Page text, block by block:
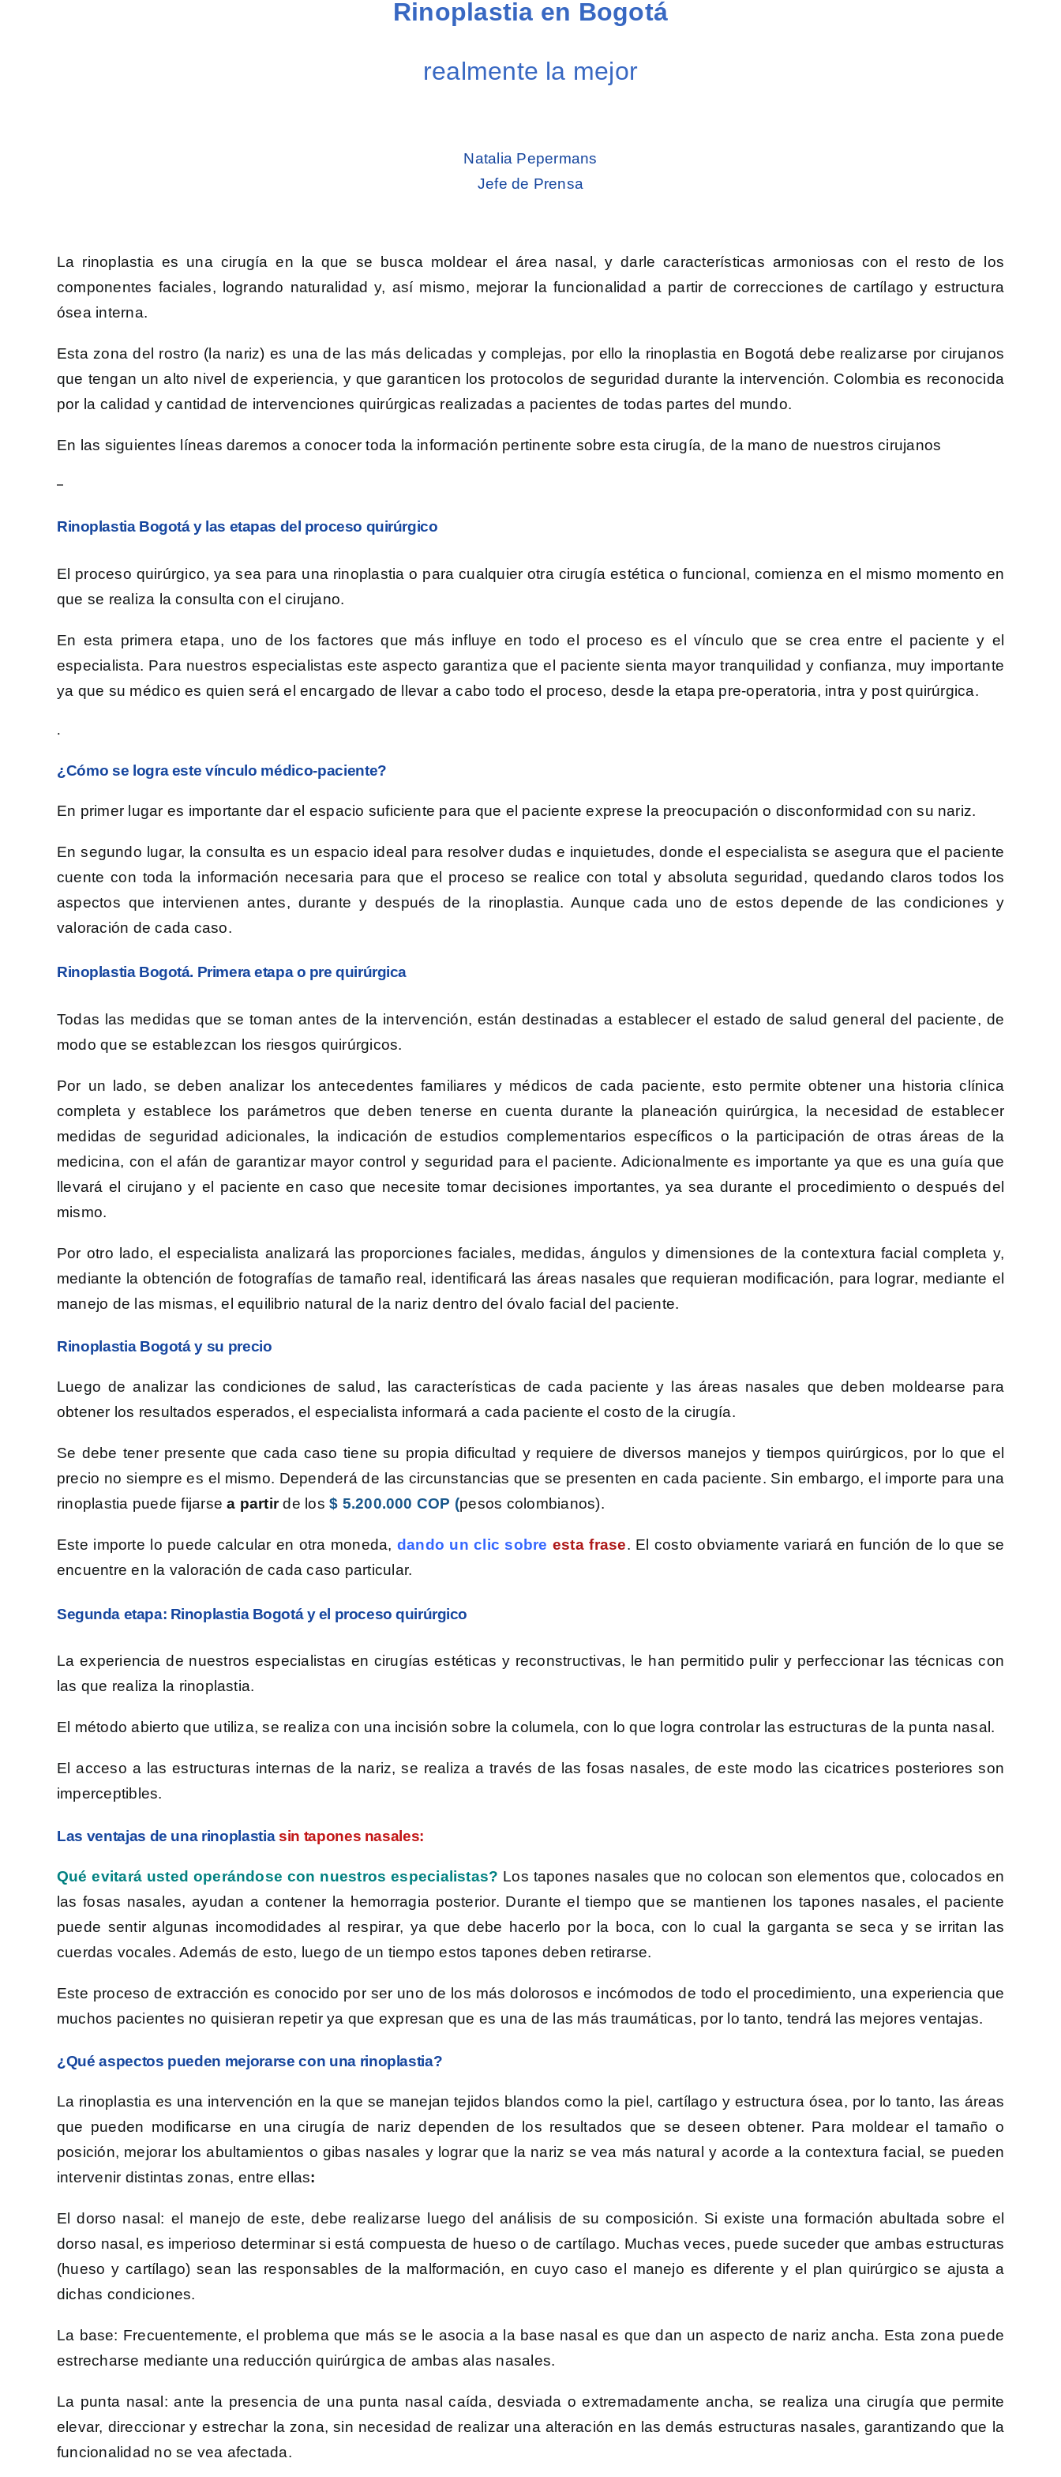
Rinoplastia en Bogotá
realmente la mejor
Natalia Pepermans
Jefe de Prensa
La rinoplastia es una cirugía en la que se busca moldear el área nasal, y darle características armoniosas con el resto de los
componentes faciales, logrando naturalidad y, así mismo, mejorar la funcionalidad a partir de correcciones de cartílago y estructura
ósea interna.
Esta zona del rostro (la nariz) es una de las más delicadas y complejas, por ello la rinoplastia en Bogotá debe realizarse por cirujanos
que tengan un alto nivel de experiencia, y que garanticen los protocolos de seguridad durante la intervención. Colombia es reconocida
por la calidad y cantidad de intervenciones quirúrgicas realizadas a pacientes de todas partes del mundo.
En las siguientes líneas daremos a conocer toda la información pertinente sobre esta cirugía, de la mano de nuestros cirujanos
–
Rinoplastia Bogotá y las etapas del proceso quirúrgico
El proceso quirúrgico, ya sea para una rinoplastia o para cualquier otra cirugía estética o funcional, comienza en el mismo momento en
que se realiza la consulta con el cirujano.
En esta primera etapa, uno de los factores que más influye en todo el proceso es el vínculo que se crea entre el paciente y el
especialista. Para nuestros especialistas este aspecto garantiza que el paciente sienta mayor tranquilidad y confianza, muy importante
ya que su médico es quien será el encargado de llevar a cabo todo el proceso, desde la etapa pre-operatoria, intra y post quirúrgica.
.
¿Cómo se logra este vínculo médico-paciente?
En primer lugar es importante dar el espacio suficiente para que el paciente exprese la preocupación o disconformidad con su nariz.
En segundo lugar, la consulta es un espacio ideal para resolver dudas e inquietudes, donde el especialista se asegura que el paciente
cuente con toda la información necesaria para que el proceso se realice con total y absoluta seguridad, quedando claros todos los
aspectos que intervienen antes, durante y después de la rinoplastia. Aunque cada uno de estos depende de las condiciones y
valoración de cada caso.
Rinoplastia Bogotá. Primera etapa o pre quirúrgica
Todas las medidas que se toman antes de la intervención, están destinadas a establecer el estado de salud general del paciente, de
modo que se establezcan los riesgos quirúrgicos.
Por un lado, se deben analizar los antecedentes familiares y médicos de cada paciente, esto permite obtener una historia clínica
completa y establece los parámetros que deben tenerse en cuenta durante la planeación quirúrgica, la necesidad de establecer
medidas de seguridad adicionales, la indicación de estudios complementarios específicos o la participación de otras áreas de la
medicina, con el afán de garantizar mayor control y seguridad para el paciente. Adicionalmente es importante ya que es una guía que
llevará el cirujano y el paciente en caso que necesite tomar decisiones importantes, ya sea durante el procedimiento o después del
mismo.
Por otro lado, el especialista analizará las proporciones faciales, medidas, ángulos y dimensiones de la contextura facial completa y,
mediante la obtención de fotografías de tamaño real, identificará las áreas nasales que requieran modificación, para lograr, mediante el
manejo de las mismas, el equilibrio natural de la nariz dentro del óvalo facial del paciente.
Rinoplastia Bogotá y su precio
Luego de analizar las condiciones de salud, las características de cada paciente y las áreas nasales que deben moldearse para
obtener los resultados esperados, el especialista informará a cada paciente el costo de la cirugía.
Se debe tener presente que cada caso tiene su propia dificultad y requiere de diversos manejos y tiempos quirúrgicos, por lo que el
precio no siempre es el mismo. Dependerá de las circunstancias que se presenten en cada paciente. Sin embargo, el importe para una
rinoplastia puede fijarsea partirde los$ 5.200.000 COP (pesos colombianos).
Este importe lo puede calcular en otra moneda, dando un clic sobreesta frase. El costo obviamente variará en función de lo que se
encuentre en la valoración de cada caso particular.
Segunda etapa: Rinoplastia Bogotá y el proceso quirúrgico
La experiencia de nuestros especialistas en cirugías estéticas y reconstructivas, le han permitido pulir y perfeccionar las técnicas con
las que realiza la rinoplastia.
El método abierto que utiliza, se realiza con una incisión sobre la columela, con lo que logra controlar las estructuras de la punta nasal.
El acceso a las estructuras internas de la nariz, se realiza a través de las fosas nasales, de este modo las cicatrices posteriores son
imperceptibles.
Las ventajas de una rinoplastiasin tapones nasales:
Qué evitará usted operándose con nuestros especialistas? Los tapones nasales que no colocan son elementos que, colocados en
las fosas nasales, ayudan a contener la hemorragia posterior. Durante el tiempo que se mantienen los tapones nasales, el paciente
puede sentir algunas incomodidades al respirar, ya que debe hacerlo por la boca, con lo cual la garganta se seca y se irritan las
cuerdas vocales.Además de esto, luego de un tiempo estos tapones deben retirarse.
Este proceso de extracción es conocido por ser uno de los más dolorosos e incómodos de todo el procedimiento, una experiencia que
muchos pacientes no quisieran repetir ya que expresan que es una de las más traumáticas, por lo tanto, tendrá las mejores ventajas.
¿Qué aspectos pueden mejorarse con una rinoplastia?
La rinoplastia es una intervención en la que se manejan tejidos blandos como la piel, cartílago y estructura ósea, por lo tanto, las áreas
que pueden modificarse en una cirugía de nariz dependen de los resultados que se deseen obtener. Para moldear el tamaño o
posición, mejorar los abultamientos o gibas nasales y lograr que la nariz se vea más natural y acorde a la contextura facial, se pueden
intervenir distintas zonas, entre ellas:
El dorso nasal: el manejo de este, debe realizarse luego del análisis de su composición. Si existe una formación abultada sobre el
dorso nasal, es imperioso determinar si está compuesta de hueso o de cartílago. Muchas veces, puede suceder que ambas estructuras
(hueso y cartílago) sean las responsables de la malformación, en cuyo caso el manejo es diferente y el plan quirúrgico se ajusta a
dichas condiciones.
La base: Frecuentemente, el problema que más se le asocia a la base nasal es que dan un aspecto de nariz ancha. Esta zona puede
estrecharse mediante una reducción quirúrgica de ambas alas nasales.
La punta nasal: ante la presencia de una punta nasal caída, desviada o extremadamente ancha, se realiza una cirugía que permite
elevar, direccionar y estrechar la zona, sin necesidad de realizar una alteración en las demás estructuras nasales, garantizando que la
funcionalidad no se vea afectada.